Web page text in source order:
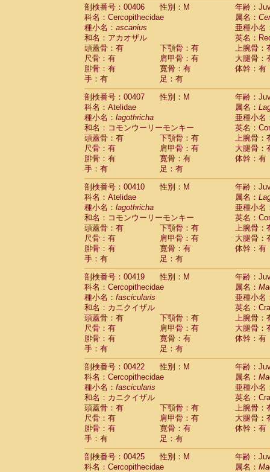
剖検番号：00406
性別：M
年齢：
科名：Cercopithecidae
属名：
種小名： ascanius
亜種小名
和名：アカオザル
英名：
頭蓋骨：有
下顎骨：有
上腕骨：
尺骨：有
肩甲骨：有
大腿骨：
腓骨：有
寛骨：有
体幹：有
手：有
足：有
剖検番号：00407
性別：M
年齢：
科名：Atelidae
属名：
種小名： lagothricha
亜種小名
和名：コモンウーリーモンキー
英名：
頭蓋骨：有
下顎骨：有
上腕骨：
尺骨：有
肩甲骨：有
大腿骨：
腓骨：有
寛骨：有
体幹：有
手：有
足：有
剖検番号：00410
性別：M
年齢：
科名：Atelidae
属名：
種小名： lagothricha
亜種小名
和名：コモンウーリーモンキー
英名：
頭蓋骨：有
下顎骨：有
上腕骨：
尺骨：有
肩甲骨：有
大腿骨：
腓骨：有
寛骨：有
体幹：有
手：有
足：有
剖検番号：00419
性別：M
年齢：
科名：Cercopithecidae
属名：
種小名： fascicularis
亜種小名
和名：カニクイザル
英名：
頭蓋骨：有
下顎骨：有
上腕骨：
尺骨：有
肩甲骨：有
大腿骨：
腓骨：有
寛骨：有
体幹：有
手：有
足：有
剖検番号：00422
性別：M
年齢：
科名：Cercopithecidae
属名：
種小名： fascicularis
亜種小名
和名：カニクイザル
英名：
頭蓋骨：有
下顎骨：有
上腕骨：
尺骨：有
肩甲骨：有
大腿骨：
腓骨：有
寛骨：有
体幹：有
手：有
足：有
剖検番号：00425
性別：M
年齢：
科名：Cercopithecidae
属名：